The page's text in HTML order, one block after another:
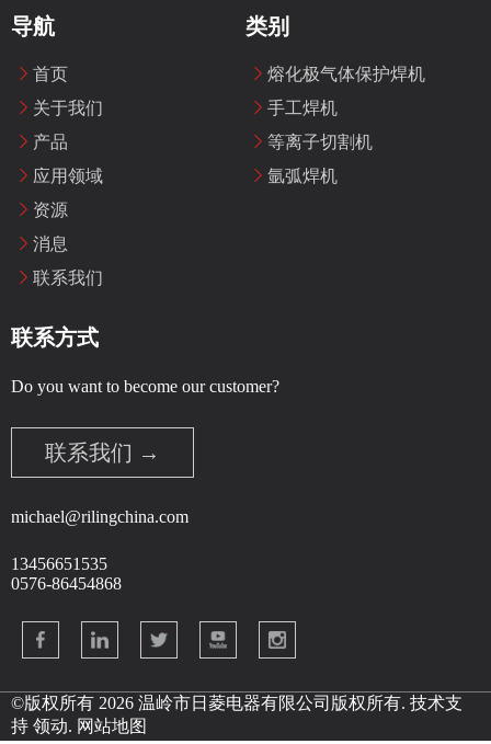
导航
首页
关于我们
产品
应用领域
资源
消息
联系我们
类别
熔化极气体保护焊机
手工焊机
等离子切割机
氩弧焊机
联系方式
Do you want to become our customer?
联系我们 →
michael@rilingchina.com
13456651535
0576-86454868
©版权所有 2026 温岭市日菱电器有限公司版权所有. 技术支
持 领动. 网站地图